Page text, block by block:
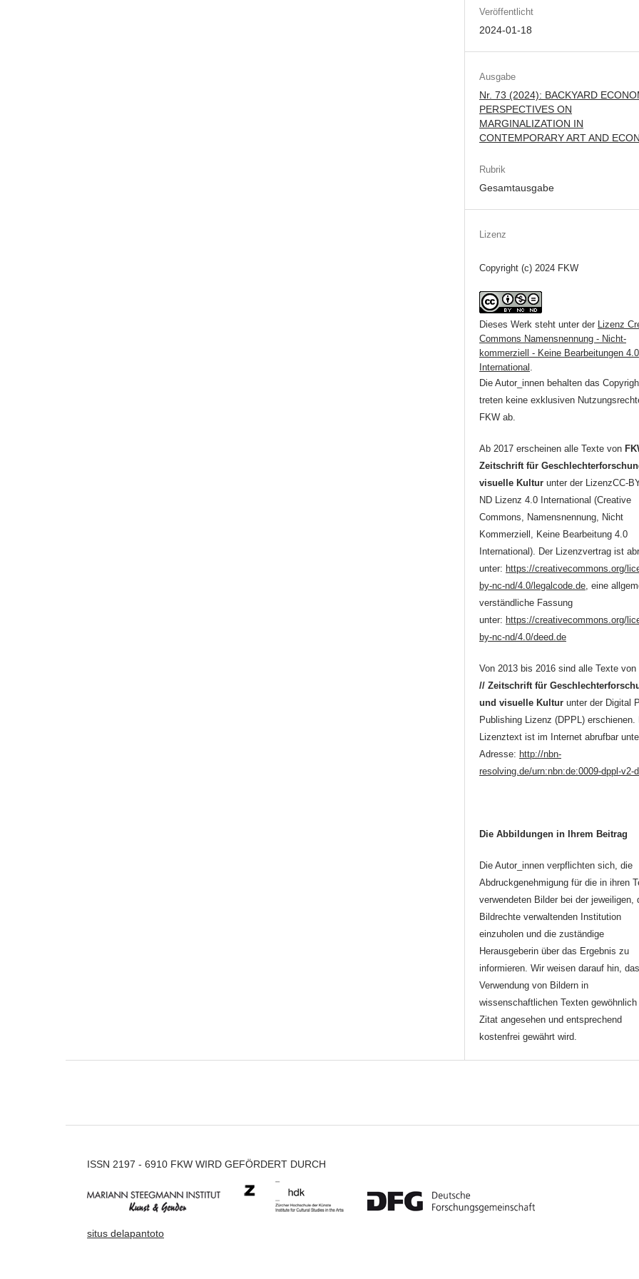
Veröffentlicht
2024-01-18
Ausgabe
Nr. 73 (2024): BACKYARD
PERSPECTIVES ON
MARGINALIZATION IN
CONTEMPORARY ART AND
Rubrik
Gesamtausgabe
Lizenz
Copyright (c) 2024 FKW
Dieses Werk steht unter der
Lizenz
Commons Namensnennung - Nicht-
kommerziell - Keine Bearbeitungen 4.0
International
Die Autor_innen behalten das
treten keine exklusiven
FKW ab.
Ab 2017 erscheinen alle Texte von
Zeitschrift für
visuelle Kultur unter der LizenzCC-
ND Lizenz 4.0 International (Creative
Commons, Namensnennung, Nicht
Kommerziell, Keine Bearbeitung 4.0
International). Der Lizenzvertrag ist
unter: https://creativecommons.org/
by-nc-nd/4.0/legalcode.de , eine
verständliche Fassung
unter: https://creativecommons.org/
by-nc-nd/4.0/deed.de
Von 2013 bis 2016 sind alle Texte von
// Zeitschrift für
und visuelle Kultur unter der Digital
Publishing Lizenz (DPPL) erschienen.
Lizenztext ist im Internet abrufbar
Adresse: http://nbn-
resolving.de/urn:nbn:de:0009-dppl-v2-
Die Abbildungen in Ihrem Beitrag
Die Autor_innen verpflichten sich, die
Abdruckgenehmigung für die in ihren
verwendeten Bilder bei der jeweiligen,
Bildrechte verwaltenden Institution
einzuholen und die zuständige
Herausgeberin über das Ergebnis zu
informieren. Wir weisen darauf hin,
Verwendung von Bildern in
wissenschaftlichen Texten gewöhnlich
Zitat angesehen und entsprechend
kostenfrei gewährt wird.
ISSN 2197 - 6910 FKW WIRD GEFÖRDERT DURCH
situs delapantoto